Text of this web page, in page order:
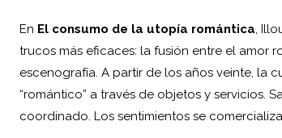
En El consumo de la utopía romántica,
trucos más eficaces: la fusión entre el amor
escenografía. A partir de los años veinte, la
“romántico” a través de objetos y servicios.
coordinado. Los sentimientos se